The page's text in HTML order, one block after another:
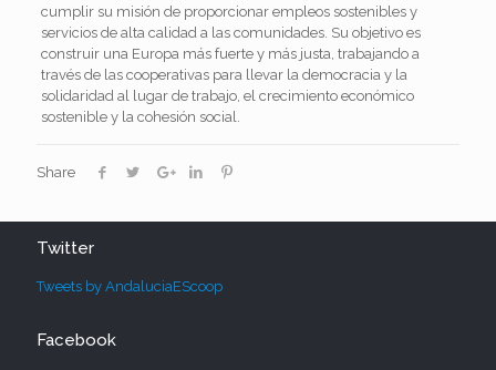
cumplir su misión de proporcionar empleos sostenibles y
servicios de alta calidad a las comunidades. Su objetivo es
construir una Europa más fuerte y más justa, trabajando a
través de las cooperativas para llevar la democracia y la
solidaridad al lugar de trabajo, el crecimiento económico
sostenible y la cohesión social.
Share
Twitter
Tweets by AndaluciaEScoop
Facebook